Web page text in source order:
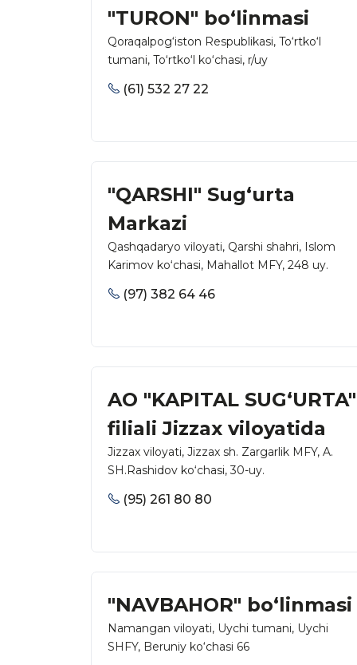
"TURON" bo‘linmasi
Qoraqalpog‘iston Respublikasi, To‘rtko‘l
tumani, To‘rtko‘l ko‘chasi, r/uy
(61) 532 27 22
"QARSHI" Sug‘urta
Markazi
Qashqadaryo viloyati, Qarshi shahri, Islom
Karimov ko‘chasi, Mahallot MFY, 248 uy.
(97) 382 64 46
AO "KAPITAL SUG‘URTA"
filiali Jizzax viloyatida
Jizzax viloyati, Jizzax sh. Zargarlik MFY, A.
SH.Rashidov ko‘chasi, 30-uy.
(95) 261 80 80
"NAVBAHOR" bo‘linmasi
Namangan viloyati, Uychi tumani, Uychi
SHFY, Beruniy ko‘chasi 66